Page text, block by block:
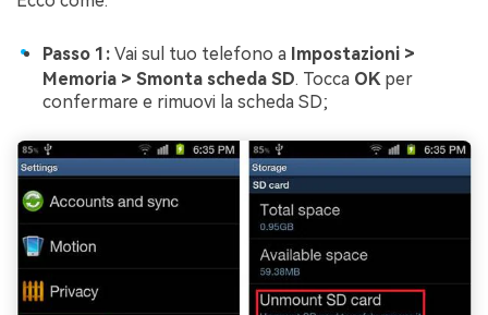
Passo 1: Vai sul tuo telefono a Impostazioni >
Memoria > Smonta scheda SD. Tocca OK per
confermare e rimuovi la scheda SD;